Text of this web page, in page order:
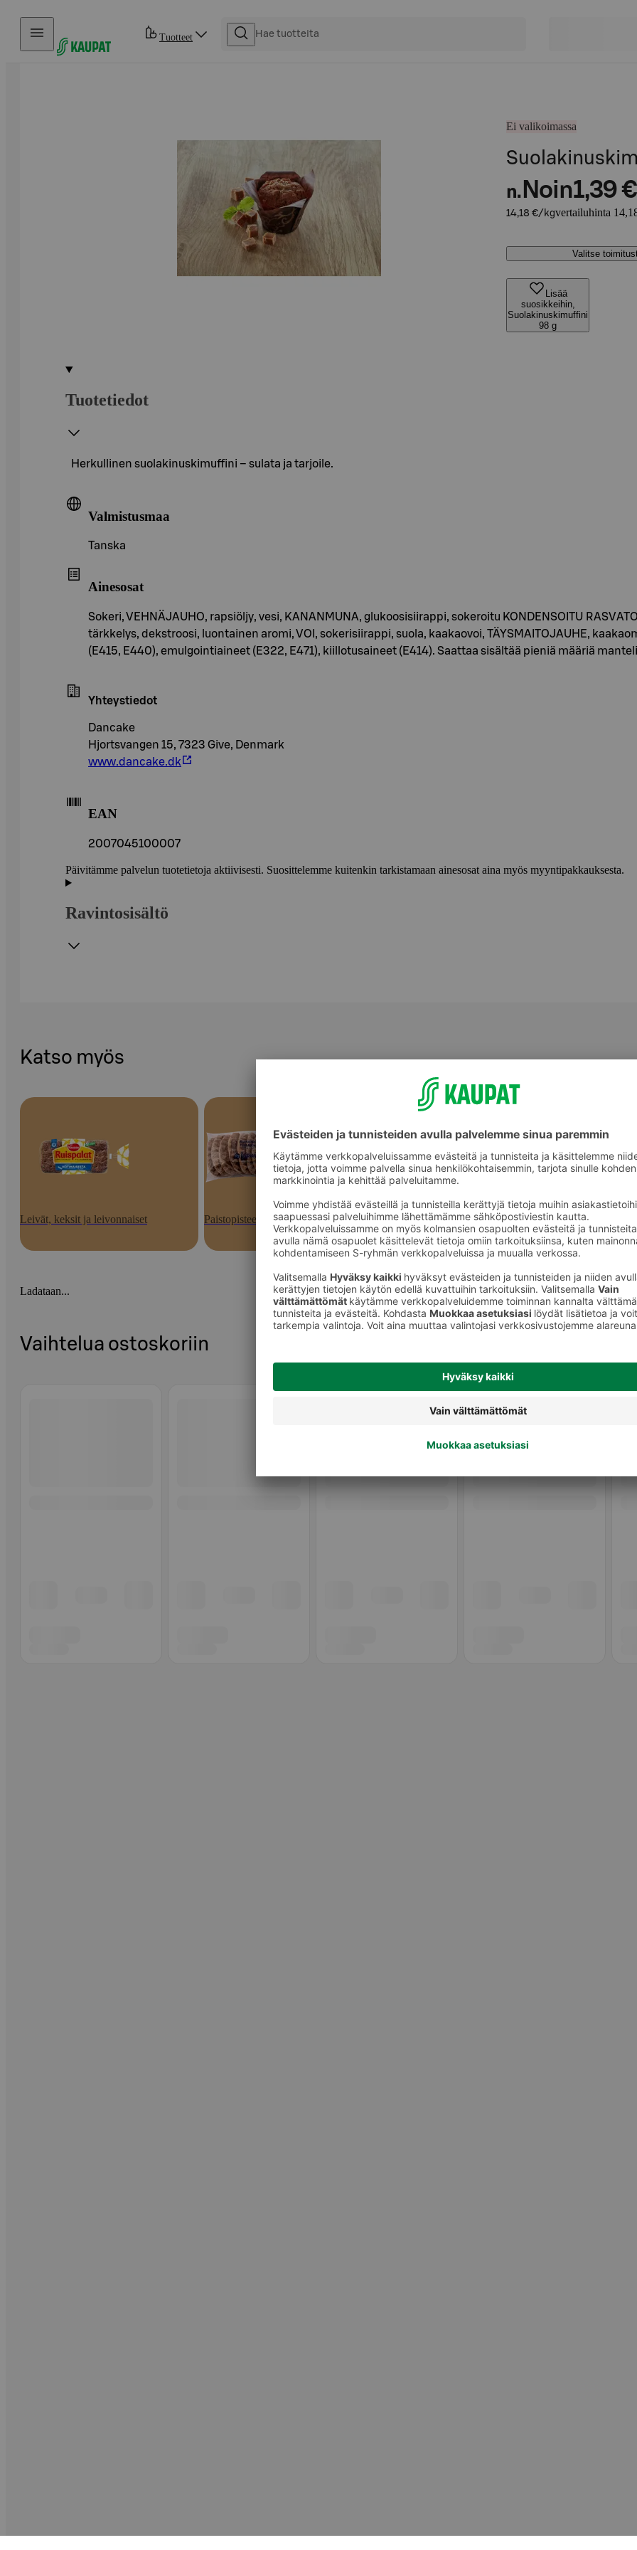
Hyppää sisältöön
Tuotteet
Ei valikoimassa
n. Noin1,39 €
14,18 €/kgvertailuhinta
Valitse
Lisää
suosikkeihin,
Suolakinuskimuffini
98 g
Tuotetiedot
Herkullinen suolakinuskimuffini – sulata ja tarjoile.
Valmistusmaa
Tanska
Ainesosat
Sokeri, VEHNÄJAUHO, rapsiöljy, vesi, KANANMUNA, glukoosisiirappi, sokeroitu KONDENSOITU
tärkkelys, dekstroosi, luontainen aromi, VOI, sokerisiirappi, suola, kaakaovoi, TÄYSMAITOJAUHE,
(E415, E440), emulgointiaineet (E322, E471), kiillotusaineet (E414). Saattaa sisältää pieniä määriä
Yhteystiedot
Dancake
Hjortsvangen 15, 7323 Give, Denmark
www.dancake.dk
EAN
2007045100007
Päivitämme palvelun tuotetietoja aktiivisesti. Suosittelemme kuitenkin tarkistamaan ainesosat aina myös myyntipakkauksesta.
Ravintosisältö
Katso myös
Leivät, keksit ja leivonnaiset Paistopisteen tuotteet Makeat leivonnaiset
Ladataan...
Vaihtelua ostoskoriin